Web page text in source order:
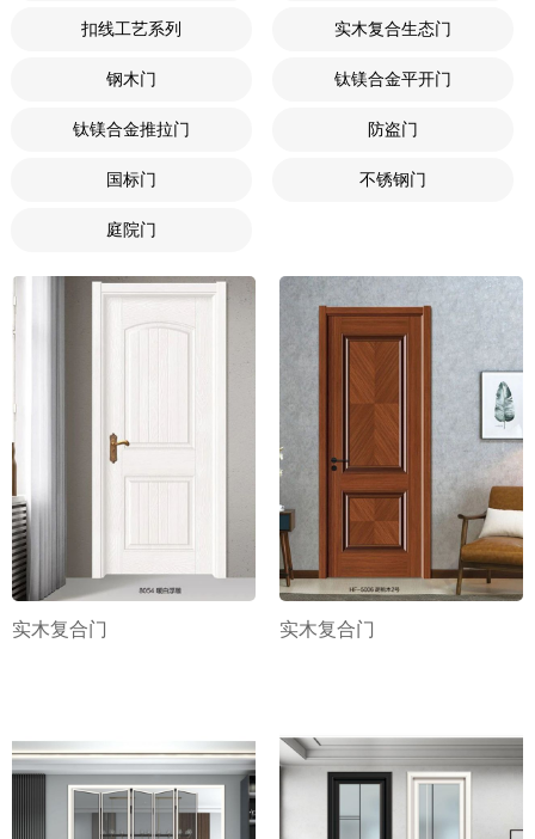
扣线工艺系列 实木复合生态门
钢木门 钛镁合金平开门
钛镁合金推拉门 防盗门
国标门 不锈钢门
庭院门
实木复合门 实木复合门